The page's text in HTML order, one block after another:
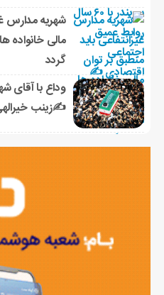
شهریه مدارس
مالی خانواده
گردد
وداع با آقای
✍زینب